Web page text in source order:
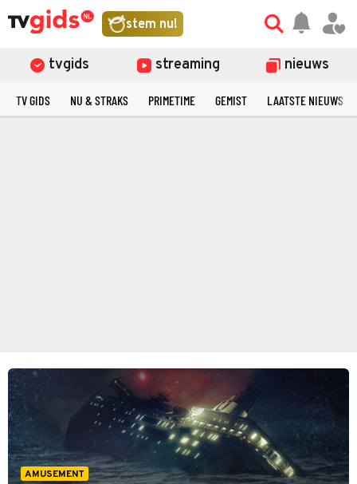
stem nu!
tvgids streaming nieuws
TV GIDS NU & STRAKS PRIMETIME GEMIST LAATSTE NIEUWS
AMUSEMENT